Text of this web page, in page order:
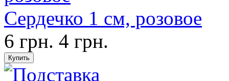
Сердечко 1 см, розовое
6 грн. 4 грн.